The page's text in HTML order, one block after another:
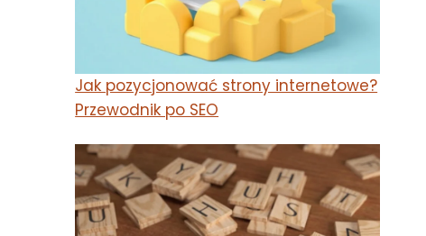
Jak pozycjonować strony internetowe?
Przewodnik po SEO